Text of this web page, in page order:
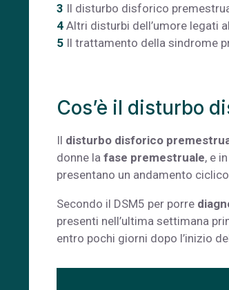
3 Il disturbo disforico
4 Altri disturbi dell’umore legati
5 Il trattamento della sindrome
Cos’è il disturbo
Il disturbo disforico
donne la fase premestruale, e
presentano un andamento
Secondo il DSM5 per porre
presenti nell’ultima settimana
entro pochi giorni dopo l’inizio